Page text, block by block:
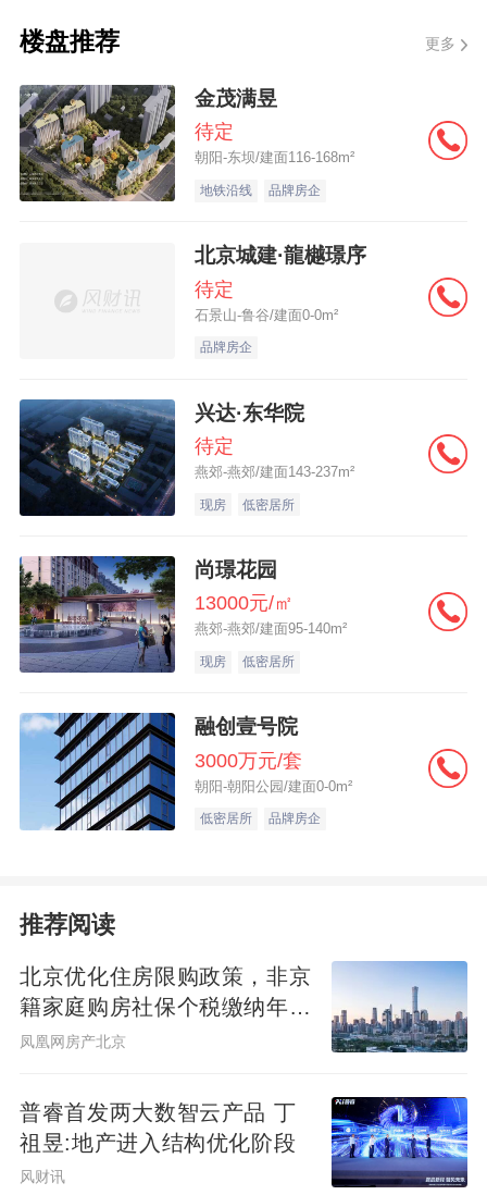
款，要求为事业单位工作人员或者公务员。
银行10月首套10月二套放款速度备注中国
10%-15%20%正常放款优质客户可做10%汇
丰10%11%半个月左右无中信10%-15%20%
正常放款个别楼盘可做10%此外，房姐致电
二套房贷利率最低只上浮11%。这已是近几
个月以来，房姐了解到的最大优惠。上浮
11%是什么概念？房姐为大家算了一笔账。
套房贷利率在20-30%之间，以此额度为例，
贷款30年，等额本息，上浮11%相比于上浮
20%，利息少了20万。这可是很多人一两年
的收入。部分房贷利率有所下调下面是13家
银行的房贷利率一览：银行9月首套10月首套
9月二套10月二套中行
15%-20%10%-15%20%20%农行
15%15%20%20%建行
15%25%25%农商20%20%停贷20%华润停
贷停贷停贷停贷民生抵押贷抵押贷抵押贷抵
押贷中信10%10%-15%20%20%招商
安25%25%30%30%交行15%15%20%20%
利率有所下调，房贷利率最低上浮10%的银
行增加了2家，为中国银行和汇丰银行。其中
上浮最高的平安银行，首套房上浮25%，二
套房上浮30%。值得一提的是，华润银行已
停贷许久，民生银行目前只做抵押贷款，不
做按揭贷款。此外，有几家银行的贷款经理
楼盘推荐 更多
金茂满昱
待定
朝阳-东坝/建面116-168m²
地铁沿线 品牌房企
北京城建·龍樾璟序
待定
石景山-鲁谷/建面0-0m²
品牌房企
兴达·东华院
待定
燕郊-燕郊/建面143-237m²
现房 低密居所
尚璟花园
13000元/㎡
燕郊-燕郊/建面95-140m²
现房 低密居所
融创壹号院
3000万元/套
朝阳-朝阳公园/建面0-0m²
低密居所 品牌房企
推荐阅读
北京优化住房限购政策，非京
籍家庭购房社保个税缴纳年限
下调为一年
凤凰网房产北京
普睿首发两大数智云产品 丁
祖昱:地产进入结构优化阶段
风财讯